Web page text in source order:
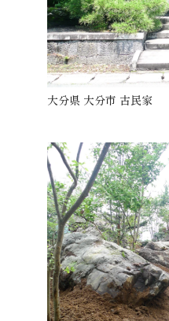
大分県 大分市 古民家